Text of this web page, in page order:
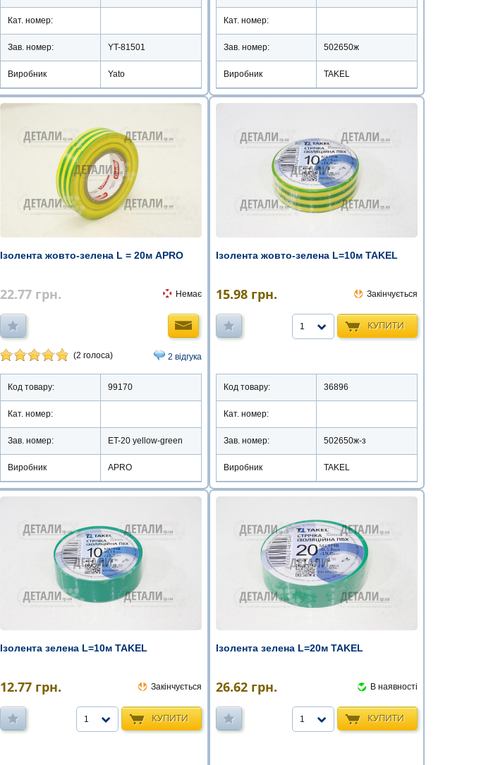
Кат. номер:
Зав. номер: YT-81501
Виробник Yato
Кат. номер:
Зав. номер: 502650ж
Виробник TAKEL
Ізолента жовто-зелена L = 20м APRO
22.77 грн. Немає
(2 голоса) 2 відгука
Код товару: 99170
Кат. номер:
Зав. номер: ET-20 yellow-green
Виробник APRO
Ізолента жовто-зелена L=10м TAKEL
15.98 грн. Закінчується
КУПИТИ
1
Код товару: 36896
Кат. номер:
Зав. номер: 502650ж-з
Виробник TAKEL
Ізолента зелена L=10м TAKEL
12.77 грн. Закінчується
КУПИТИ
1
Ізолента зелена L=20м TAKEL
26.62 грн. В наявності
КУПИТИ
1